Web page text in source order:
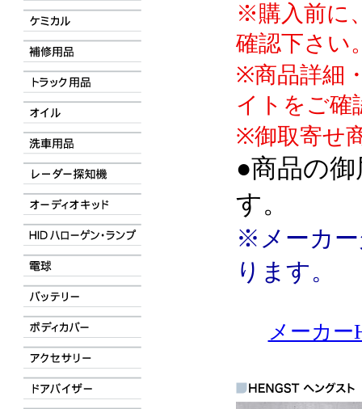
※購入前に
確認下さい
※商品詳細
イトをご確
※御取寄せ
●商品の
す。
※メーカー
ります。
メーカー